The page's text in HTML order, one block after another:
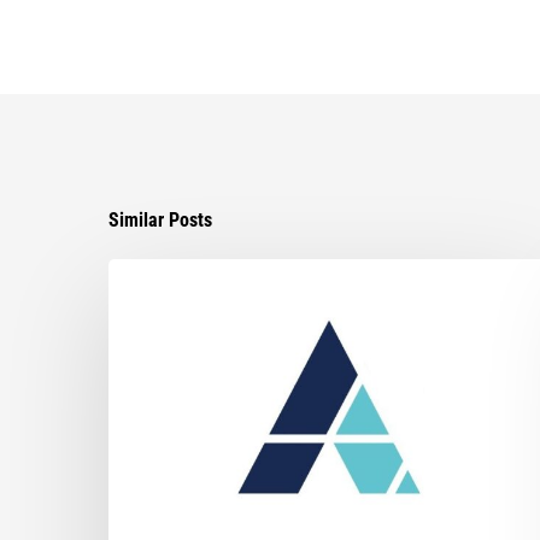
Similar Posts